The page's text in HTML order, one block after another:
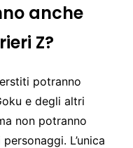
anche
Z?
potranno
e degli altri
non potranno
L’unica